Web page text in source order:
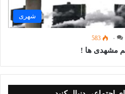
شهری
۰ 583
مشهدی ها !